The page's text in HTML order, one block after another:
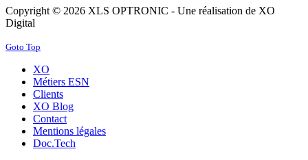
Copyright © 2026 XLS OPTRONIC - Une réalisation de XO
Digital
Goto Top
XO
Métiers ESN
Clients
XO Blog
Contact
Mentions légales
Doc.Tech